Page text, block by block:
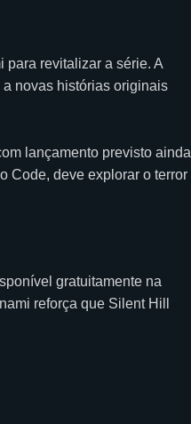
para revitalizar a série. A
novas histórias originais
lançamento previsto ainda
Code, deve explorar o terror
gratuitamente na
reforça que Silent Hill